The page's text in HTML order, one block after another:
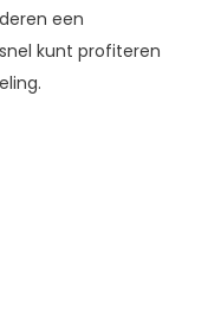
een
kunt profiteren